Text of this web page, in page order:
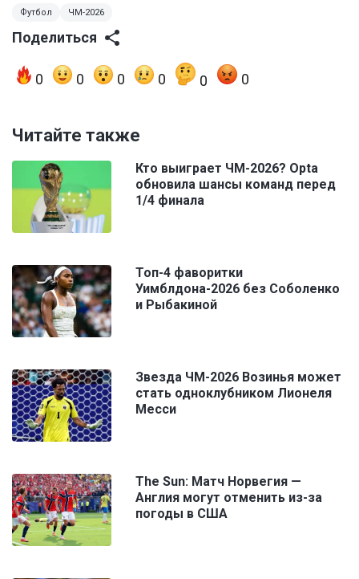
Футбол ЧМ-2026
Поделиться
0 0 0 0 0 0
Читайте также
Кто выиграет ЧМ-2026? Opta
обновила шансы команд перед
1/4 финала
Топ-4 фаворитки
Уимблдона-2026 без Соболенко
и Рыбакиной
Звезда ЧМ-2026 Возинья может
стать одноклубником Лионеля
Месси
The Sun: Матч Норвегия —
Англия могут отменить из-за
погоды в США